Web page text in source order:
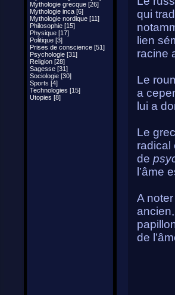
Mythologie grecque [26]
Mythologie inca [6]
Mythologie nordique [11]
Philosophie [15]
Physique [17]
Politique [3]
Prises de conscience [51]
Psychologie [31]
Religion [28]
Sagesse [31]
Sociologie [30]
Sports [4]
Technologies [15]
Utopies [8]
qui
lien
racine
Le
a
lui a
Le
radical
de
l’âme
A
de